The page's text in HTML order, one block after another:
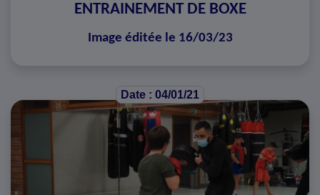
ENTRAINEMENT DE BOXE
Image éditée le 16/03/23
Date : 04/01/21